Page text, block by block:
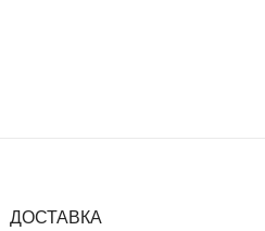
ДОСТАВКА